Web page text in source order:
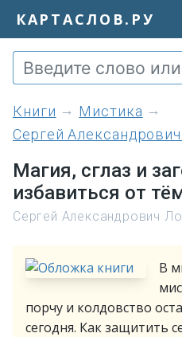
КАРТАСЛОВ.РУ
книги
Мистика
Сергей
Магия, сглаз и
избавиться от
Сергей Александрович
В
порчу и колдовство
сегодня. Как защитить